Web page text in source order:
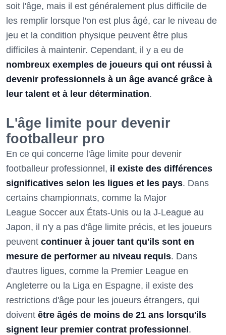
soit l'âge, mais il est généralement plus difficile de
les remplir lorsque l'on est plus âgé, car le niveau de
jeu et la condition physique peuvent être plus
difficiles à maintenir. Cependant, il y a eu de
nombreux exemples de joueurs qui ont réussi à
devenir professionnels à un âge avancé grâce à
leur talent et à leur détermination.
L'âge limite pour devenir
footballeur pro
En ce qui concerne l'âge limite pour devenir
footballeur professionnel, il existe des différences
significatives selon les ligues et les pays. Dans
certains championnats, comme la Major
League Soccer aux États-Unis ou la J-League au
Japon, il n'y a pas d'âge limite précis, et les joueurs
peuvent continuer à jouer tant qu'ils sont en
mesure de performer au niveau requis. Dans
d'autres ligues, comme la Premier League en
Angleterre ou la Liga en Espagne, il existe des
restrictions d'âge pour les joueurs étrangers, qui
doivent être âgés de moins de 21 ans lorsqu'ils
signent leur premier contrat professionnel .